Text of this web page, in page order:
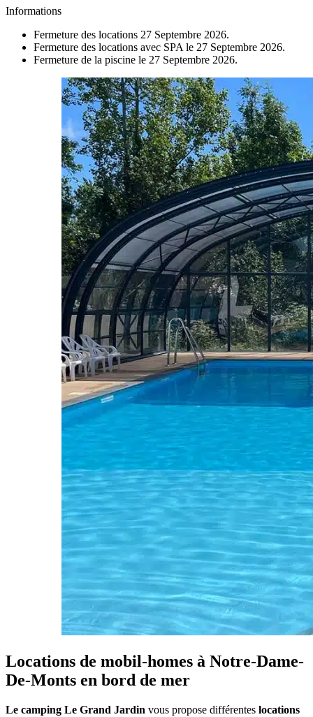
Informations
Fermeture des locations 27 Septembre 2026.
Fermeture des locations avec SPA le 27 Septembre 2026.
Fermeture de la piscine le 27 Septembre 2026.
Locations de mobil-homes à Notre-Dame-
De-Monts en bord de mer
Le camping Le Grand Jardin vous propose différentes locations